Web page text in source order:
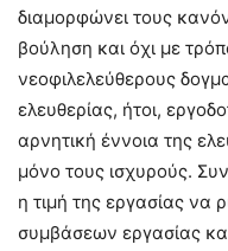
διαμορφώνει τους
βούληση και όχι με
νεοφιλελεύθερους
ελευθερίας, ήτοι,
αρνητική έννοια της
μόνο τους ισχυρούς.
η τιμή της εργασίας να
συμβάσεων εργασίας